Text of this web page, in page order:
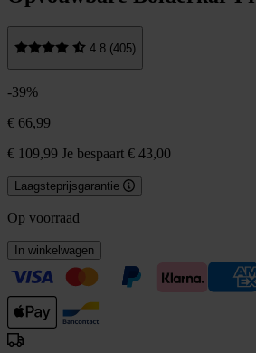
4.8 (405)
-39%
€ 66,99
€ 109,99 Je bespaart € 43,00
Laagsteprijsgarantie
Op voorraad
In winkelwagen